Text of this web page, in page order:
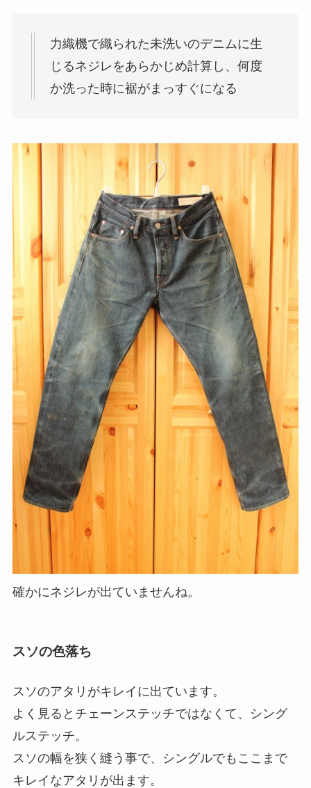
力織機で織られた未洗いのデニムに生
じるネジレをあらかじめ計算し、何度
か洗った時に裾がまっすぐになる
確かにネジレが出ていませんね。
スソの色落ち
スソのアタリがキレイに出ています。
よく見るとチェーンステッチではなくて、シング
ルステッチ。
スソの幅を狭く縫う事で、シングルでもここまで
キレイなアタリが出ます。